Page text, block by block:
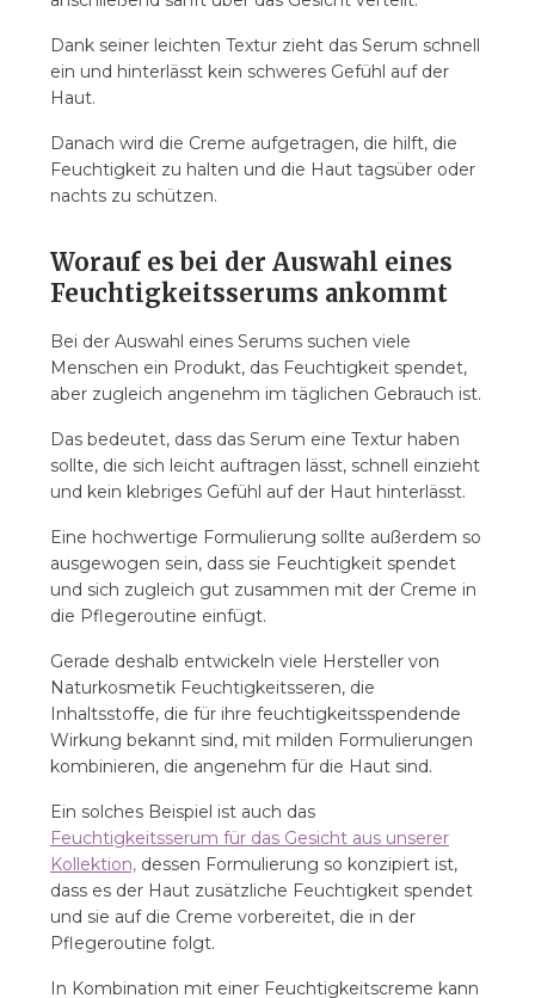
Dank seiner leichten Textur zieht das Serum schnell
ein und hinterlässt kein schweres Gefühl auf der
Haut.
Danach wird die Creme aufgetragen, die hilft, die
Feuchtigkeit zu halten und die Haut tagsüber oder
nachts zu schützen.
Worauf es bei der Auswahl eines
Feuchtigkeitsserums ankommt
Bei der Auswahl eines Serums suchen viele
Menschen ein Produkt, das Feuchtigkeit spendet,
aber zugleich angenehm im täglichen Gebrauch ist.
Das bedeutet, dass das Serum eine Textur haben
sollte, die sich leicht auftragen lässt, schnell einzieht
und kein klebriges Gefühl auf der Haut hinterlässt.
Eine hochwertige Formulierung sollte außerdem so
ausgewogen sein, dass sie Feuchtigkeit spendet
und sich zugleich gut zusammen mit der Creme in
die Pflegeroutine einfügt.
Gerade deshalb entwickeln viele Hersteller von
Naturkosmetik Feuchtigkeitsseren, die
Inhaltsstoffe, die für ihre feuchtigkeitsspendende
Wirkung bekannt sind, mit milden Formulierungen
kombinieren, die angenehm für die Haut sind.
Ein solches Beispiel ist auch das
Feuchtigkeitsserum für das Gesicht aus unserer
Kollektion, dessen Formulierung so konzipiert ist,
dass es der Haut zusätzliche Feuchtigkeit spendet
und sie auf die Creme vorbereitet, die in der
Pflegeroutine folgt.
In Kombination mit einer Feuchtigkeitscreme kann